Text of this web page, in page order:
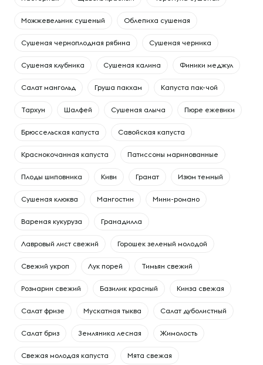
Можжевельник сушеный Облепиха сушеная
Сушеная черноплодная рябина Сушеная черника
Сушеная клубника Сушеная калина Финики меджул
Cалат мангольд Груша пакхам Капуста пак-чой
Тархун Шалфей Сушеная алыча Пюре ежевики
Брюссельская капуста Савойская капуста
Краснокочанная капуста Патиссоны маринованные
Плоды шиповника Киви Гранат Изюм темный
Сушеная клюква Мангостин Мини-романо
Вареная кукуруза Гранадилла
Лавровый лист свежий Горошек зеленый молодой
Свежий укроп Лук порей Тимьян свежий
Розмарин свежий Базилик красный Кинза свежая
Салат фризе Мускатная тыква Салат дуболистный
Салат бриз Земляника лесная Жимолость
Свежая молодая капуста Мята свежая